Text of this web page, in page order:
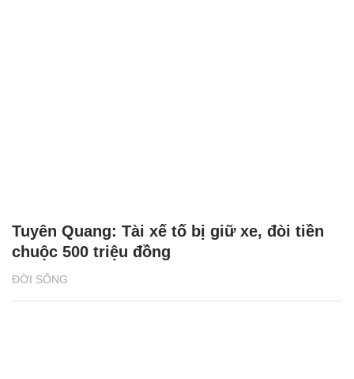
ĐỜI SỐNG
Tuyên Quang: Tài xế tố bị giữ xe, đòi tiền
chuộc 500 triệu đồng